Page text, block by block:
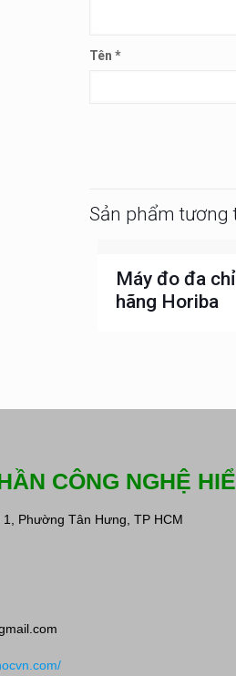
Tên *
Sản phẩm tương
Máy đo đa
hãng Horiba
CÔNG NGHỆ
Phường Tân Hưng, TP HCM